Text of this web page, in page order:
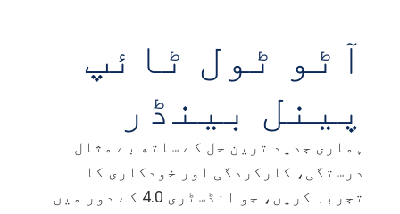
آٹو ٹول ٹائپ
پینل بینڈر
ہماری جدید ترین حل کے ساتھ بے مثال
درستگی، کارکردگی اور خودکاری کا
تجربہ کریں، جو انڈسٹری 4.0 کے دور میں